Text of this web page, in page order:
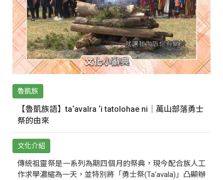
魯凱族
【魯凱族語】ta‘avalra ‘i tatolohae ni｜萬山部落勇士
祭的由來
文化介紹
傳統祖靈祭是一系列為期四個月的祭典，現今配合族人工
作求學濃縮為一天，並特別將「勇士祭(Ta‘avala)」凸顯辦